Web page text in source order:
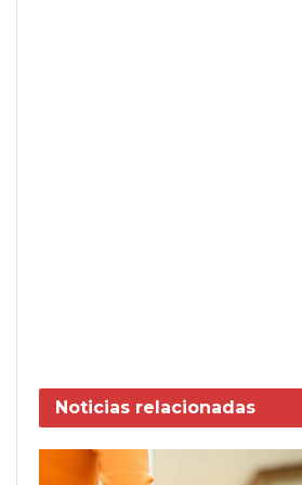
Noticias relacionadas